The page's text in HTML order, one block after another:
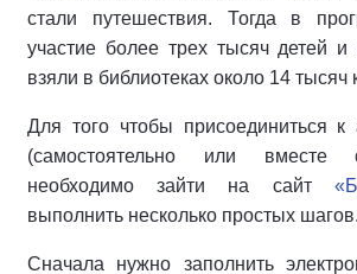
стали путешествия. Тогда в
участие более трех тысяч детей и
взяли в библиотеках около 14 тысяч
Для того чтобы присоединиться к
(самостоятельно или вместе
необходимо зайти на сайт
выполнить несколько простых шагов.
Сначала нужно заполнить